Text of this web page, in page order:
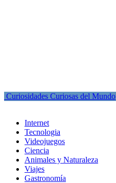
Curiosidades Curiosas del Mundo
Internet
Tecnologia
Videojuegos
Ciencia
Animales y Naturaleza
Viajes
Gastronomía